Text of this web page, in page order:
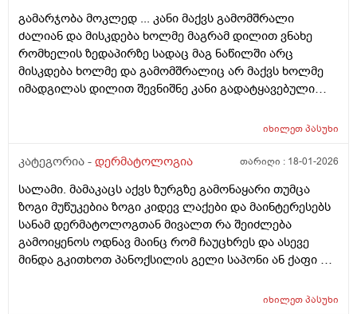
რაც დავიწყე მკურნალობა საშინლად მომემატა
ლოყებზე გამონაყარი, სხაბოლოოდ დავიწყე
დოქსიციკლინის 100 მგ დალევა უკვე 10 დღეზე მეტია
და სახე უფრო ჩაწყნარდა, რა ვქნა როდის შევწყვიტო
დალევა?
გამარჯობა მოკლედ ... კანი მაქვს გამომშრალი
ძალიან და მისკდება ხოლმე მაგრამ დილით ვნახე
რომხელის ზედაპირზე სადაც მაგ ნაწილში არც
მისკდება ხოლმე და გამომშრალიც არ მაქვს ხოლმე
იმადგილას დილით შევნიშნე კანი გადატყავებული
გამჭროდა და რაგაცა მაგრამ ეს პატარა მერე
თხლად კანზე რა შეიძლება იყოს
იხილეთპასუხი
კატეგორია - დერმატოლოგია თარიღი : 18-01-2026
სალამი. მამაკაცს აქვს ზურგზე გამონაყარი თუმცა
ზოგი მუწუკებია ზოგი კიდევ ლაქები და მაინტერესებს
სანამ დერმატოლოგთან მივალთ რა შეიძლება
გამოიყენოს ოდნავ მაინც რომ ჩაუცხრეს და ასევე
მინდა გკითხოთ პანოქსილის გელი საპონი ან ქაფი თუ
იხილეთპასუხი